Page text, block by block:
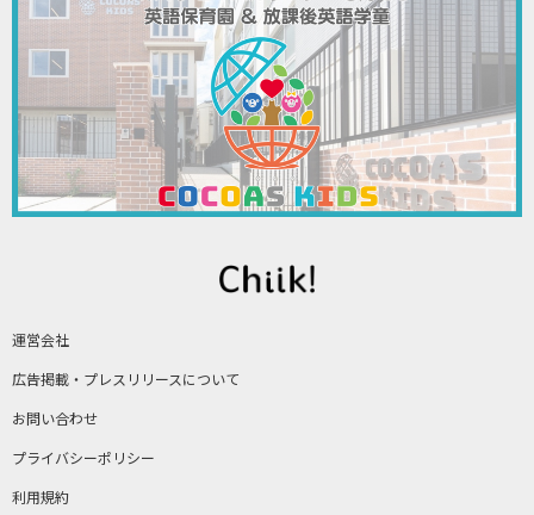
運営会社
広告掲載・プレスリリースについて
お問い合わせ
プライバシーポリシー
利用規約